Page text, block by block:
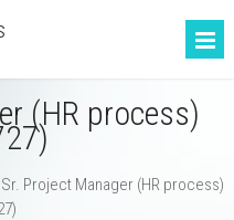
(HR process)
Sr. Project Manager (HR process)